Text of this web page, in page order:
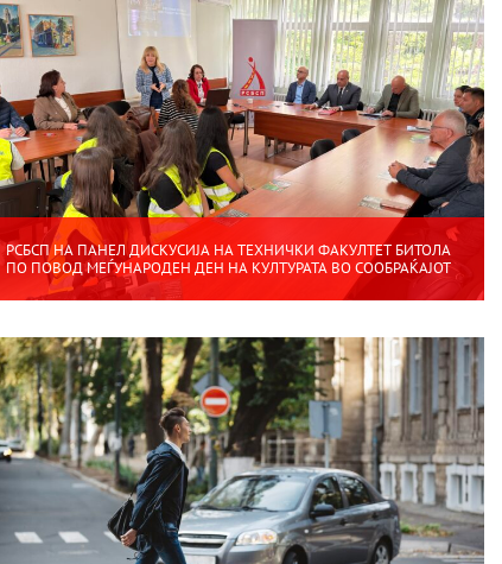
РСБСП НА ПАНЕЛ ДИСКУСИЈА НА ТЕХНИЧКИ ФАКУЛТЕТ БИТОЛА
ПО ПОВОД МЕЃУНАРОДЕН ДЕН НА КУЛТУРАТА ВО СООБРАЌАЈОТ